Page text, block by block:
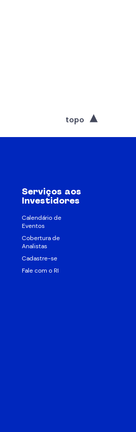
topo
Serviços aos
Investidores
Calendário de
Eventos
Cobertura de
Analistas
Cadastre-se
Fale com o RI